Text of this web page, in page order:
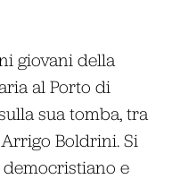
giovani della
al Porto di
sua tomba, tra
Boldrini. Si
e